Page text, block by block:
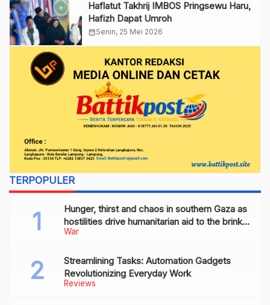
Haflatut Takhrij IMBOS Pringsewu Haru,
Hafizh Dapat Umroh
calendar_monthSenin, 25 Mei 2026
TERPOPULER
War
Hunger, thirst and chaos in southern Gaza as
hostilities drive humanitarian aid to the brink
of collapse
Reviews
Streamlining Tasks: Automation Gadgets
Revolutionizing Everyday Work